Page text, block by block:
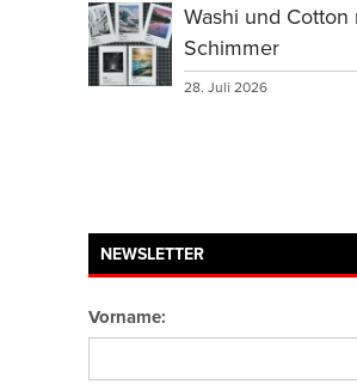
Washi und Cotton
Schimmer
28. Juli 2026
NEWSLETTER
Vorname: